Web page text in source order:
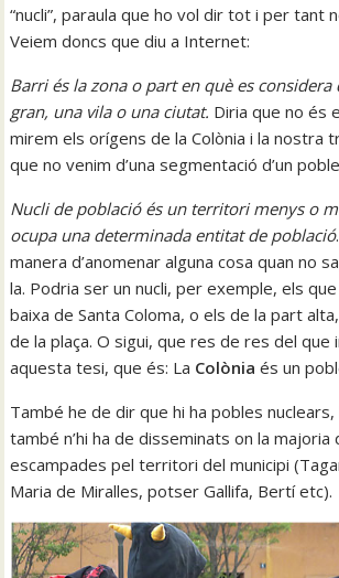
“nucli”, paraula que ho vol dir tot i per tant
Veiem doncs que diu a Internet:
Barri és la zona o part en què es
gran, una vila o una ciutat. Diria que no és
mirem els orígens de la Colònia i la nostra
que no venim d’una segmentació d’un
Nucli de població és un territori menys o
ocupa una determinada entitat de població
manera d’anomenar alguna cosa quan no
la. Podria ser un nucli, per exemple, els
baixa de Santa Coloma, o els de la part
de la plaça. O sigui, que res de res del que
aquesta tesi, que és: La Colònia és un
També he de dir que hi ha pobles
també n’hi ha de disseminats on la majoria
escampades pel territori del municipi
Maria de Miralles, potser Gallifa, Bertí etc).